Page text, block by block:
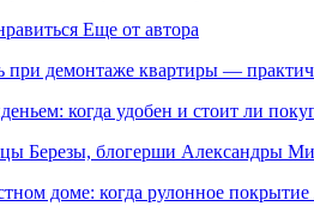
Еще от автора
демонтаже квартиры —
когда удобен и стоит ли
Березы, блогерши Александры
доме: когда рулонное